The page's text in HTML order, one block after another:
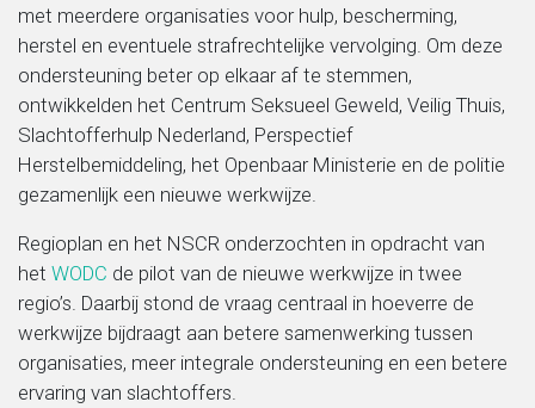
met meerdere organisaties voor hulp, bescherming,
herstel en eventuele strafrechtelijke vervolging. Om deze
ondersteuning beter op elkaar af te stemmen,
ontwikkelden het Centrum Seksueel Geweld, Veilig Thuis,
Slachtofferhulp Nederland, Perspectief
Herstelbemiddeling, het Openbaar Ministerie en de politie
gezamenlijk een nieuwe werkwijze.
Regioplan en het NSCR onderzochten in opdracht van
het WODC de pilot van de nieuwe werkwijze in twee
regio’s. Daarbij stond de vraag centraal in hoeverre de
werkwijze bijdraagt aan betere samenwerking tussen
organisaties, meer integrale ondersteuning en een betere
ervaring van slachtoffers.